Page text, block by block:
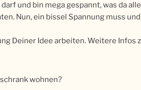
und bin mega gespannt, was da
Nun, ein bissel Spannung muss
Deiner Idee arbeiten. Weitere
wohnen?